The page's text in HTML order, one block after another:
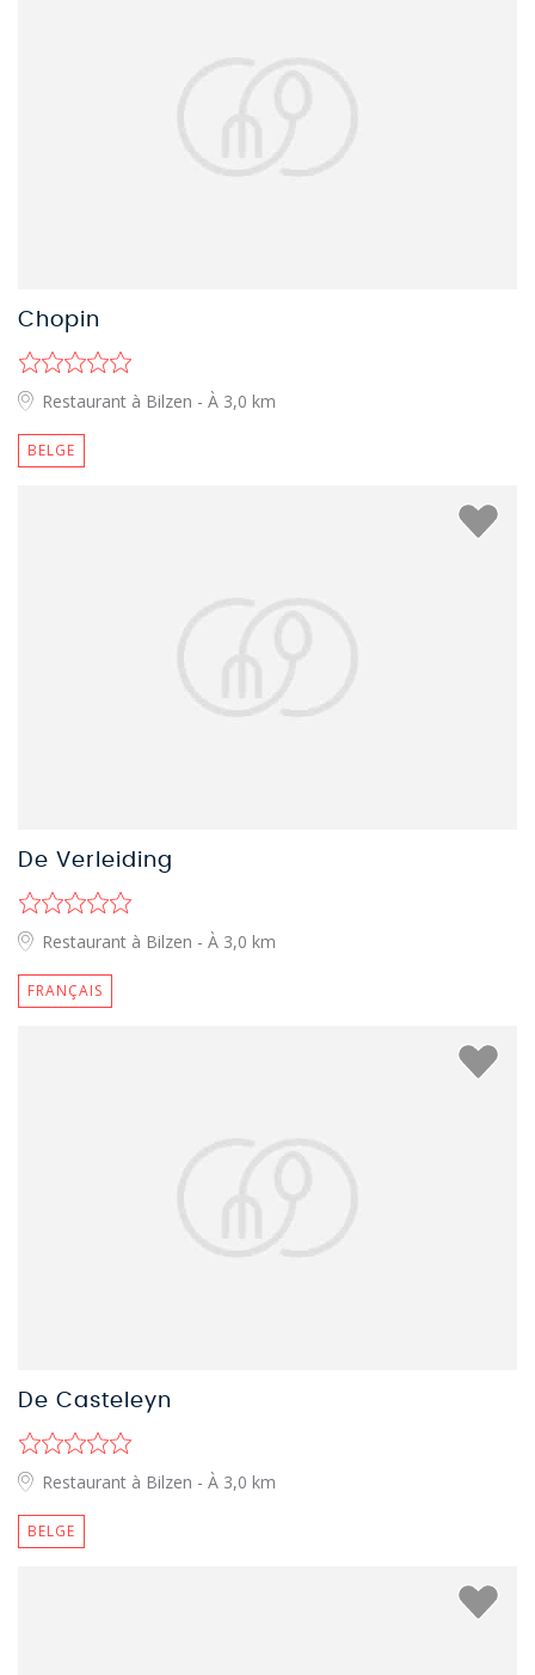
Chopin
Restaurant à Bilzen - À 3,0 km
BELGE
De Verleiding
Restaurant à Bilzen - À 3,0 km
FRANÇAIS
De Casteleyn
Restaurant à Bilzen - À 3,0 km
BELGE